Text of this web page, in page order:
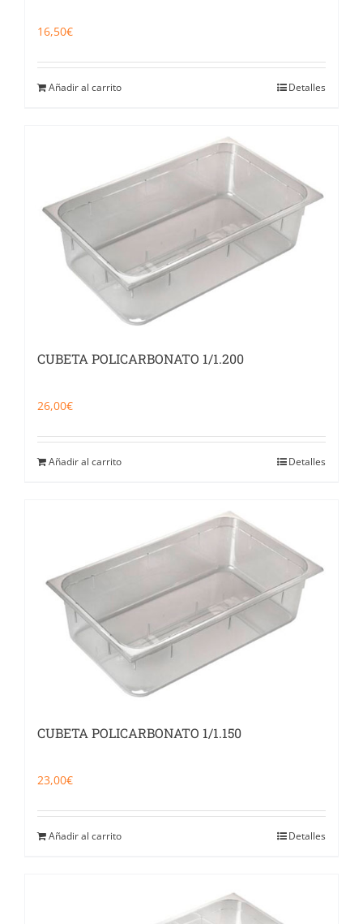
16,50€
Añadir al carrito Detalles
CUBETA POLICARBONATO 1/1.200
26,00€
Añadir al carrito Detalles
CUBETA POLICARBONATO 1/1.150
23,00€
Añadir al carrito Detalles